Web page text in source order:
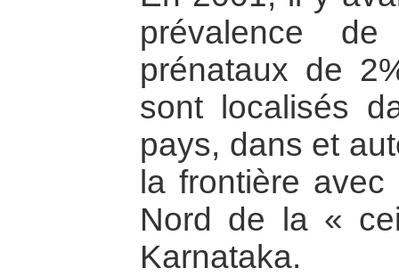
prévalence
prénataux de
sont localisés
pays, dans et
la frontière
Nord de la «
Karnataka.